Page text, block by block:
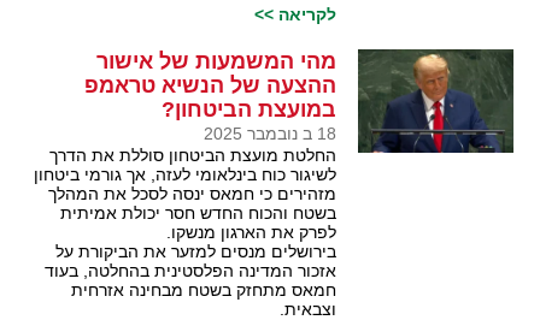
לקריאה >>
מהי המשמעות של אישור
ההצעה של הנשיא טראמפ
במועצת הביטחון?
18 ב נובמבר 2025
החלטת מועצת הביטחון סוללת את הדרך
לשיגור כוח בינלאומי לעזה, אך גורמי ביטחון
מזהירים כי חמאס ינסה לסכל את המהלך
בשטח והכוח החדש חסר יכולת אמיתית
לפרק את הארגון מנשקו.
בירושלים מנסים למזער את הביקורת על
אזכור המדינה הפלסטינית בהחלטה, בעוד
חמאס מתחזק בשטח מבחינה אזרחית
וצבאית.